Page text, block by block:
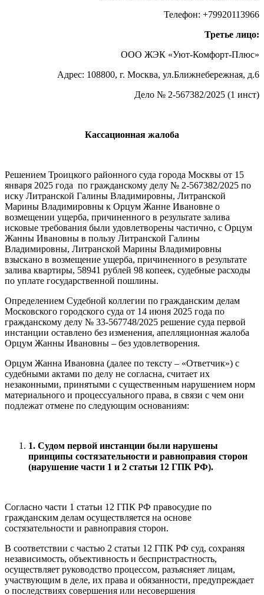
Телефон: +79920113966
Третье лицо:
ООО ЖЭК «Уют-Комфорт-Плюс»
Адрес: 108800, г. Москва, ул.Ближнебережная, д.6
Дело № 2-567382/2025 (1 инст)
Кассационная жалоба
Решением Троицкого районного суда города Москвы от 15
января 2025 года по гражданскому делу № 2-567382/2025 по
иску Литранской Галины Владимировны, Литранской
Марины Владимировны к Орцум Жанне Ивановне о
возмещении ущерба, причиненного в результате залива
исковые требования были удовлетворены частично, с Орцум
Жанны Ивановны в пользу Литранской Галины
Владимировны, Литранской Марины Владимировны
взыскано в возмещение ущерба, причиненного в результате
залива квартиры, 58941 рублей 98 копеек, судебные расходы
по уплате государственной пошлины.
Определением Судебной коллегии по гражданским делам
Московского городского суда от 14 июня 2025 года по
гражданскому делу № 33-567748/2025 решение суда первой
инстанции оставлено без изменения, апелляционная жалоба
Орцум Жанны Ивановны – без удовлетворения.
Орцум Жанна Ивановна (далее по тексту – «Ответчик») с
судебными актами по делу не согласна, считает их
незаконными, принятыми с существенным нарушением норм
материального и процессуального права, в связи с чем они
подлежат отмене по следующим основаниям:
1. Судом первой инстанции были нарушены
принципы состязательности и равноправия сторон
(нарушение части 1 и 2 статьи 12 ГПК РФ).
Согласно части 1 статьи 12 ГПК РФ правосудие по
гражданским делам осуществляется на основе
состязательности и равноправия сторон.
В соответствии с частью 2 статьи 12 ГПК РФ суд, сохраняя
независимость, объективность и беспристрастность,
осуществляет руководство процессом, разъясняет лицам,
участвующим в деле, их права и обязанности, предупреждает
о последствиях совершения или несовершения